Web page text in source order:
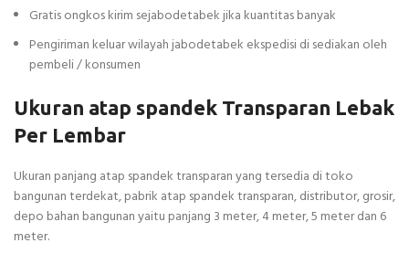
Gratis ongkos kirim sejabodetabek jika kuantitas banyak
Pengiriman keluar wilayah jabodetabek ekspedisi di sediakan oleh
pembeli / konsumen
Ukuran atap spandek Transparan Lebak
Per Lembar
Ukuran panjang atap spandek transparan yang tersedia di toko
bangunan terdekat, pabrik atap spandek transparan, distributor, grosir,
depo bahan bangunan yaitu panjang 3 meter, 4 meter, 5 meter dan 6
meter.